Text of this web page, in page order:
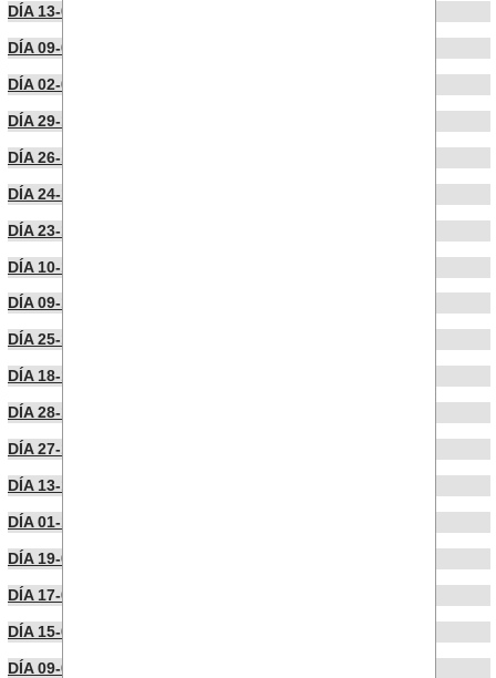
DÍA 13-01-2026
DÍA 09-01-2026
DÍA 02-01-2026
DÍA 29-12-2025
DÍA 26-12-2025
DÍA 24-12-2025
DÍA 23-12-2025
DÍA 10-12-2025
DÍA 09-12-2025
DÍA 25-11-2025
DÍA 18-11-2025
DÍA 28-10-2025
DÍA 27-10-2025
DÍA 13-10-2025
DÍA 01-10-2025
DÍA 19-09-2025
DÍA 17-09-2025
DÍA 15-09-2025
DÍA 09-09-2025